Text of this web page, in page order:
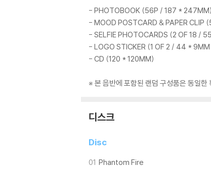
- PHOTOBOOK (56P / 187 * 247MM)
- MOOD POSTCARD & PAPER
- SELFIE PHOTOCARDS (2 OF 18 /
- LOGO STICKER (1 OF 2 / 44 *
- CD (120 * 120MM)
※ 본 음반에 포함된 랜덤 구성품은 동일한
디스크
Disc
01 Phantom Fire